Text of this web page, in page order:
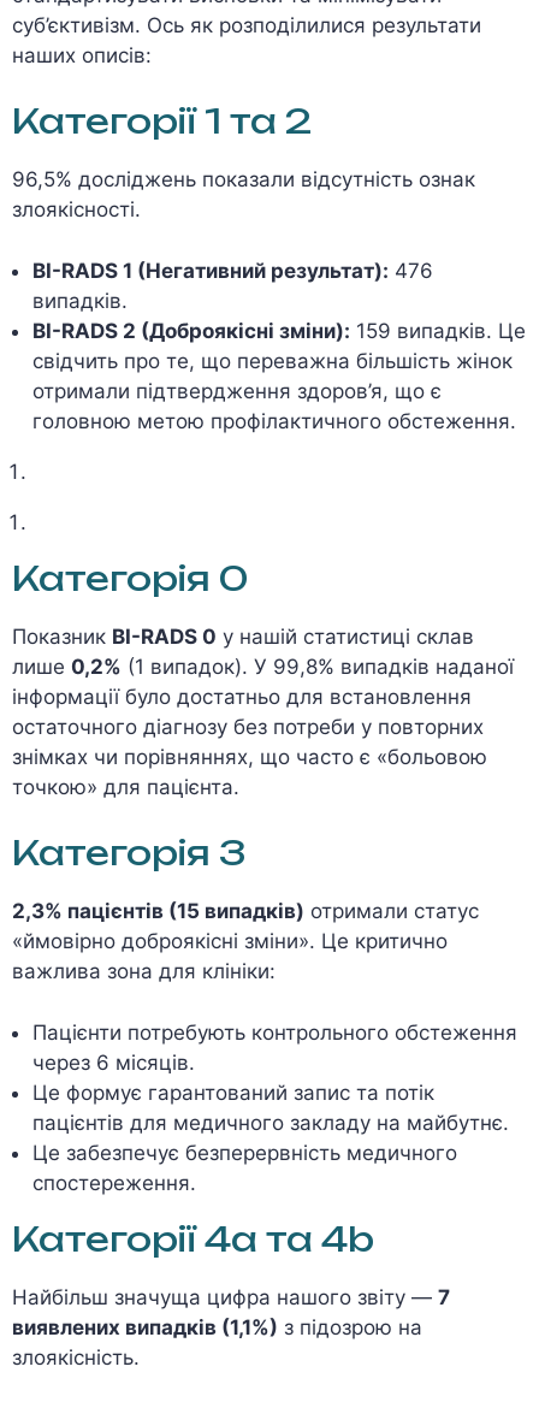
суб’єктивізм. Ось як розподілилися результати
наших описів:
Категорії 1 та 2
96,5% досліджень показали відсутність ознак
злоякісності.
BI-RADS 1 (Негативний результат): 476
випадків.
BI-RADS 2 (Доброякісні зміни): 159 випадків. Це
свідчить про те, що переважна більшість жінок
отримали підтвердження здоров’я, що є
головною метою профілактичного обстеження.
Категорія 0
Показник BI-RADS 0 у нашій статистиці склав
лише 0,2% (1 випадок). У 99,8% випадків наданої
інформації було достатньо для встановлення
остаточного діагнозу без потреби у повторних
знімках чи порівняннях, що часто є «больовою
точкою» для пацієнта.
Категорія 3
2,3% пацієнтів (15 випадків) отримали статус
«ймовірно доброякісні зміни». Це критично
важлива зона для клініки:
Пацієнти потребують контрольного обстеження
через 6 місяців.
Це формує гарантований запис та потік
пацієнтів для медичного закладу на майбутнє.
Це забезпечує безперервність медичного
спостереження.
Категорії 4a та 4b
Найбільш значуща цифра нашого звіту — 7
виявлених випадків (1,1%) з підозрою на
злоякісність.